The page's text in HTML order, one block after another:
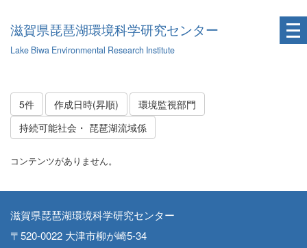
滋賀県琵琶湖環境科学研究センター
Lake Biwa Environmental Research Institute
5件 作成日時(昇順)
環境監視部門
持続可能社会・ 琵琶湖流域係
コンテンツがありません。
滋賀県琵琶湖環境科学研究センター
〒520-0022 大津市柳が崎5-34